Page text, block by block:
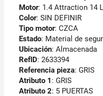
Motor: 1.4 Attraction 14
Color: SIN DEFINIR
Tipo motor: CZCA
Estado: Material de
Ubicación: Almacenada
RefID: 2633394
Referencia pieza: GRIS
Atributo 1 : GRIS
Atributo 2: 5 PUERTAS